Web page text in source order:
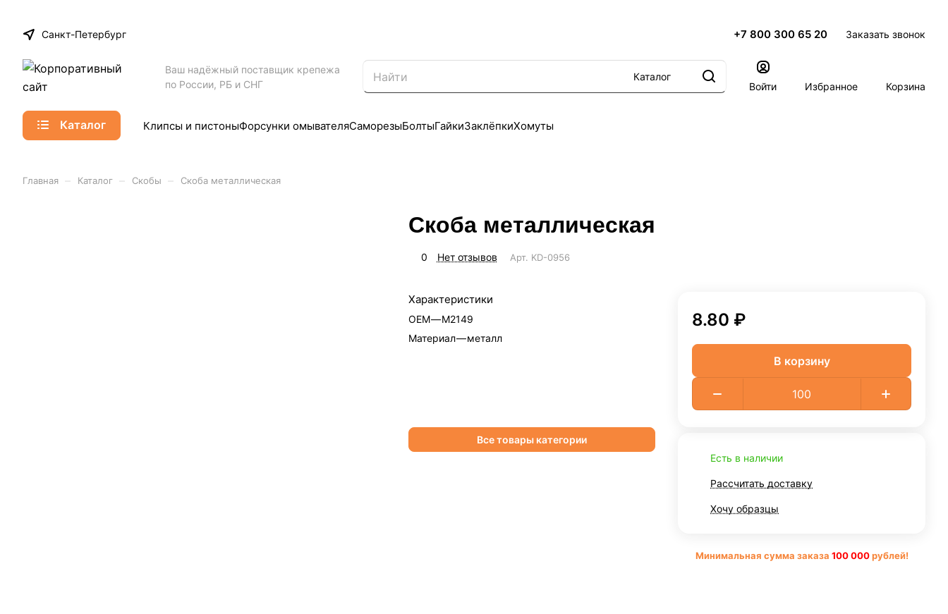
Санкт-Петербург +7 800 300 65 20 Заказать звонок
Ваш надёжный поставщик крепежа
по России, РБ и СНГ
Каталог
Войти
Избранное Корзина
Каталог Клипсы и пистоныФорсунки омывателяСаморезыБолтыГайкиЗаклёпкиХомуты
Главная Каталог Скобы Скоба металлическая
Скоба металлическая
0 Нет отзывов Арт. KD-0956
Характеристики
OEM—M2149
Материал—металл
Все товары категории
8.80 ₽
В корзину
Есть в наличии
Рассчитать доставку
Хочу образцы
Минимальная сумма заказа 100 000рублей!